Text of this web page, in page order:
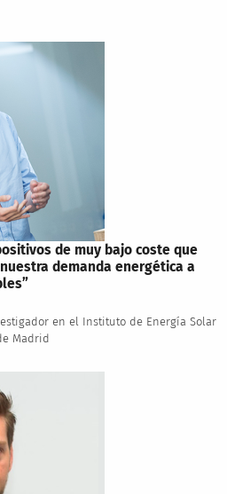
de muy bajo coste que
demanda energética a
en el Instituto de Energía Solar
Madrid